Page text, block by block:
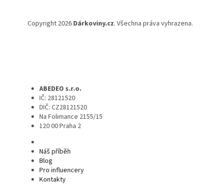
Copyright 2026 Dárkoviny.cz. Všechna práva vyhrazena.
ABEDEO s.r.o.
IČ: 28121520
DIČ: CZ28121520
Na Folimance 2155/15
120 00 Praha 2
Náš příběh
Blog
Pro influencery
Kontakty